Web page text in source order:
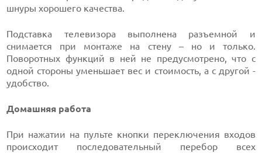
шнуры хорошего качества.
Подставка телевизора выполнена разъемной и
снимается при монтаже на стену – но и только.
Поворотных функций в ней не предусмотрено, что с
одной стороны уменьшает вес и стоимость, а с другой -
удобство.
Домашняя работа
При нажатии на пульте кнопки переключения входов
происходит последовательный перебор всех